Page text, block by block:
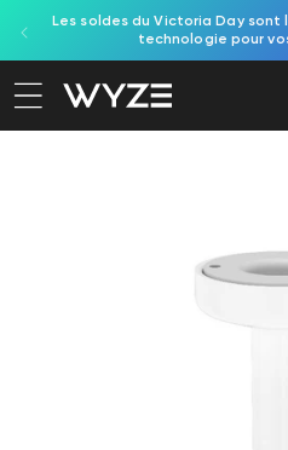
au contenu
d'accessibilité
Les soldes du Victoria Day sont
technologie pour